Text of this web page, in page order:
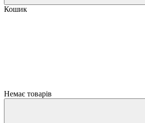
Кошик
Немає товарів